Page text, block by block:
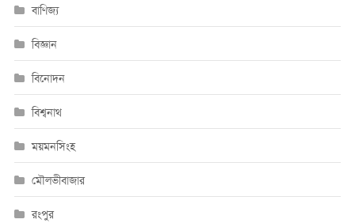
বাণিজ্য
বিজ্ঞান
বিনোদন
বিশ্বনাথ
ময়মনসিংহ
মৌলভীবাজার
রংপুর